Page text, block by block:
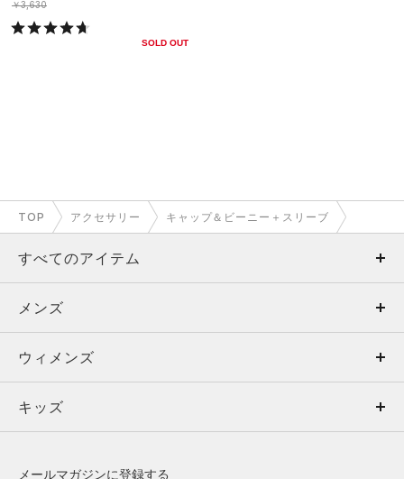
￥3,630
SOLD OUT
TOP アクセサリー キャップ＆ビーニー＋スリーブ
すべてのアイテム
メンズ
ウィメンズ
キッズ
メンズ
トップス
ボトムス
ウィメンズ
トップス
キッズ
メールマガジンに登録する